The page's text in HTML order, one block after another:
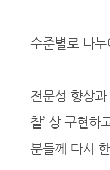
수준별로 나
전문성 향상
찰’ 상 구현하
분들께 다시